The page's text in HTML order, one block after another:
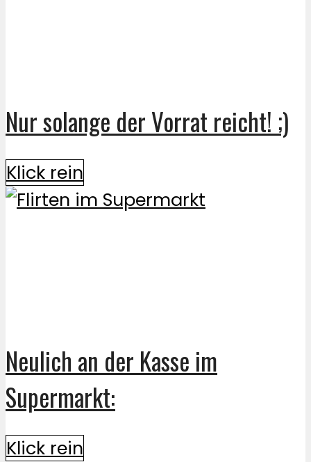
Nur solange der Vorrat reicht! ;)
Klick rein
Neulich an der Kasse im
Supermarkt:
Klick rein